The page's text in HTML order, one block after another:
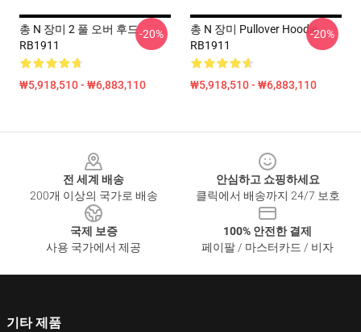
총 N 장미 2 풀 오버 후드
RB1911
₩5,918,510 - ₩6,883,110
-20%
총 N 장미 Pullover Hoodie
RB1911
₩5,918,510 - ₩6,883,110
-20%
전 세계 배송
200개 이상의 국가로 배송
안심하고 쇼핑하세요
클릭에서 배송까지 24/7 보호
국제 보증
사용 국가에서 제공
100% 안전한 결제
페이팔 / 마스터카드 / 비자
기타 제품